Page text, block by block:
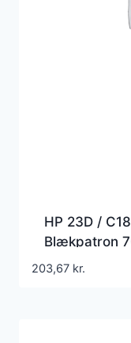
HP 23D /
Blækpatron
203,67 kr.